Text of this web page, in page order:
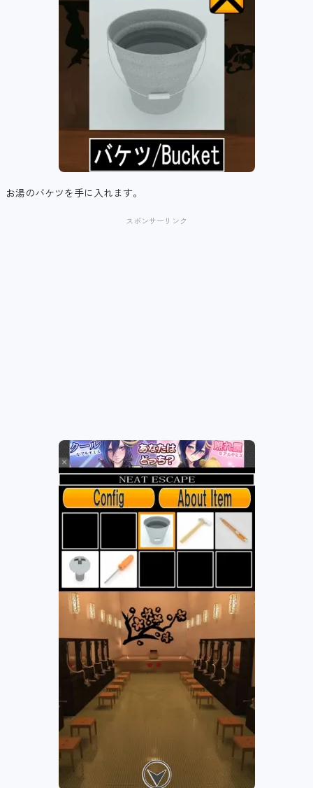
お湯のバケツを手に入れます。
スポンサーリンク